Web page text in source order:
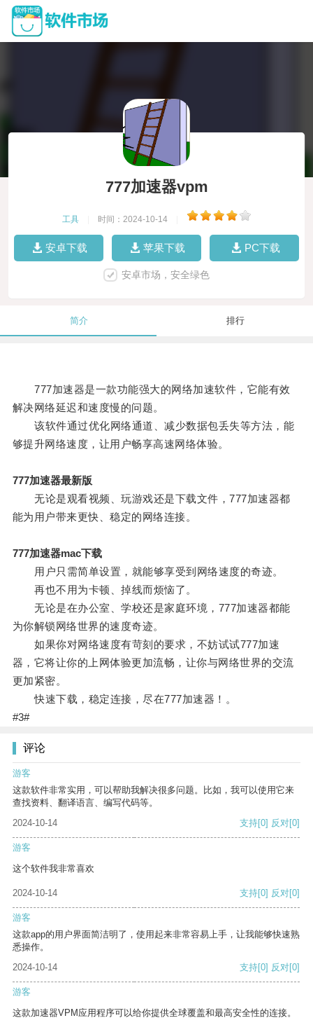
777加速器vpm
工具 时间：2024-10-14
安卓下载 苹果下载 PC下载
安卓市场，安全绿色
简介 排行
777加速器是一款功能强大的网络加速软件，它能有效
解决网络延迟和速度慢的问题。
该软件通过优化网络通道、减少数据包丢失等方法，能
够提升网络速度，让用户畅享高速网络体验。
777加速器最新版
无论是观看视频、玩游戏还是下载文件，777加速器都
能为用户带来更快、稳定的网络连接。
777加速器mac下载
用户只需简单设置，就能够享受到网络速度的奇迹。
再也不用为卡顿、掉线而烦恼了。
无论是在办公室、学校还是家庭环境，777加速器都能
为你解锁网络世界的速度奇迹。
如果你对网络速度有苛刻的要求，不妨试试777加速
器，它将让你的上网体验更加流畅，让你与网络世界的交流
更加紧密。
快速下载，稳定连接，尽在777加速器！。
#3#
评论
游客
这款软件非常实用，可以帮助我解决很多问题。比如，我可以使用它来
查找资料、翻译语言、编写代码等。
2024-10-14
支持[0] 反对[0]
游客
这个软件我非常喜欢
2024-10-14 支持[0] 反对[0]
游客
这款app的用户界面简洁明了，使用起来非常容易上手，让我能够快速熟
悉操作。
2024-10-14
支持[0] 反对[0]
游客
这款加速器VPM应用程序可以给你提供全球覆盖和最高安全性的连接。